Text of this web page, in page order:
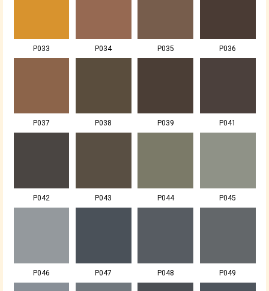
P033 P034 P035 P036
P037 P038 P039 P041
P042 P043 P044 P045
P046 P047 P048 P049